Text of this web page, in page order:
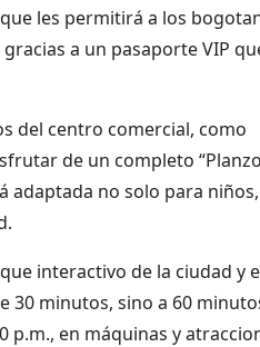
les permitirá a los
a un pasaporte VIP
del centro comercial, como
de un completo
adaptada no solo para niños,
interactivo de la ciudad y
30 minutos, sino a 60
p.m., en máquinas y